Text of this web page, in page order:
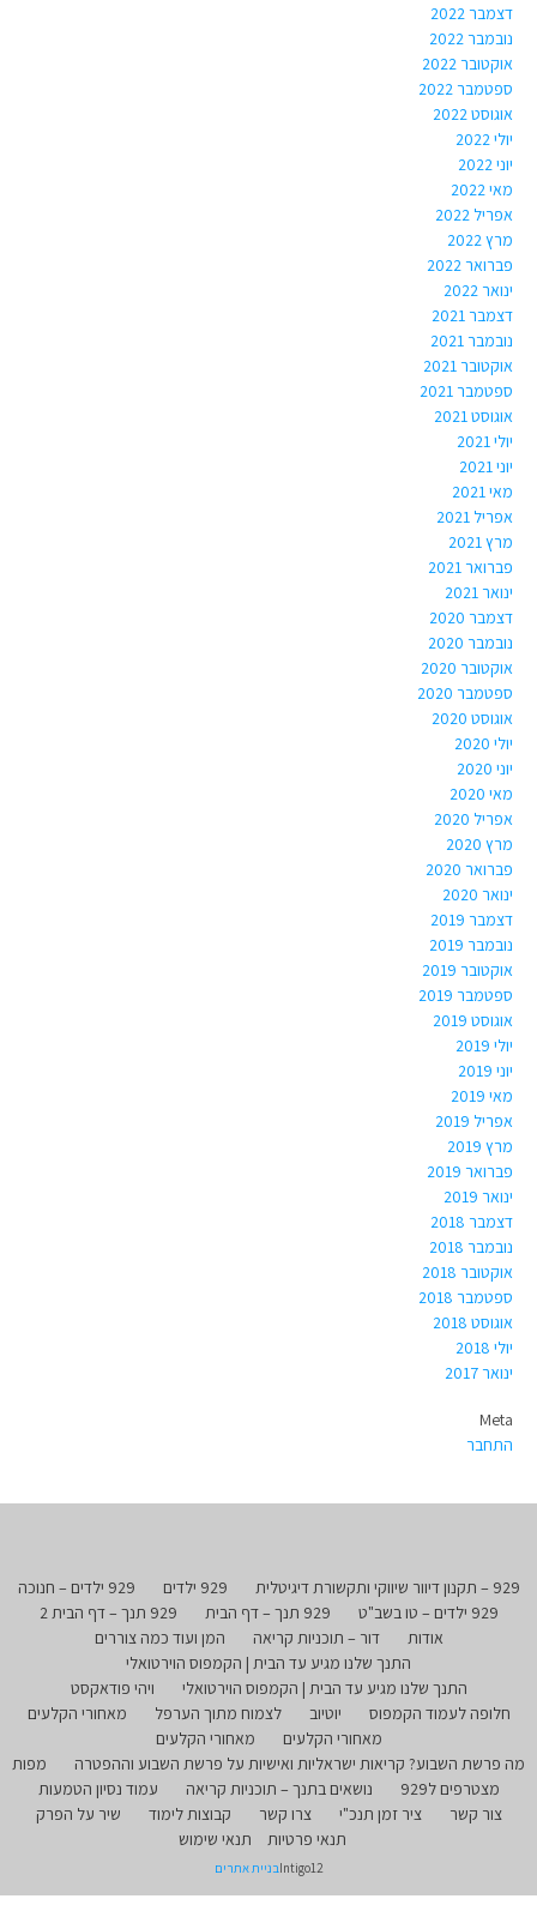
דצמבר 2022
נובמבר 2022
אוקטובר 2022
ספטמבר 2022
אוגוסט 2022
יולי 2022
יוני 2022
מאי 2022
אפריל 2022
מרץ 2022
פברואר 2022
ינואר 2022
דצמבר 2021
נובמבר 2021
אוקטובר 2021
ספטמבר 2021
אוגוסט 2021
יולי 2021
יוני 2021
מאי 2021
אפריל 2021
מרץ 2021
פברואר 2021
ינואר 2021
דצמבר 2020
נובמבר 2020
אוקטובר 2020
ספטמבר 2020
אוגוסט 2020
יולי 2020
יוני 2020
מאי 2020
אפריל 2020
מרץ 2020
פברואר 2020
ינואר 2020
דצמבר 2019
נובמבר 2019
אוקטובר 2019
ספטמבר 2019
אוגוסט 2019
יולי 2019
יוני 2019
מאי 2019
אפריל 2019
מרץ 2019
פברואר 2019
ינואר 2019
דצמבר 2018
נובמבר 2018
אוקטובר 2018
ספטמבר 2018
אוגוסט 2018
יולי 2018
ינואר 2017
Meta
התחבר
929 – תקנון דיוור שיווקי ותקשורת דיגיטלית 929 ילדים
929 ילדים – חנוכה
929 ילדים – טו בשב"ט
929 תנך – דף הבית
929 תנך – דף הבית 2
אודות
דור – תוכניות קריאה
המן ועוד כמה צוררים
התנך שלנו מגיע עד הבית | הקמפוס הוירטואלי
התנך שלנו מגיע עד הבית | הקמפוס הוירטואלי
ויהי פודאקסט
חלופה לעמוד הקמפוס
יוטיוב לצמוח מתוך הערפל
מאחורי הקלעים
מאחורי הקלעים
מאחורי הקלעים
מה פרשת השבוע? קריאות ישראליות ואישיות על פרשת השבוע וההפטרה
מפות
מצטרפים ל929
נושאים בתנך – תוכניות קריאה
עמוד נסיון הטמעות
צור קשר
ציר זמן תנכ"י צרו קשר קבוצות לימוד
שיר על הפרק
תנאי פרטיות
תנאי שימוש
Intigo12בניית אתרים